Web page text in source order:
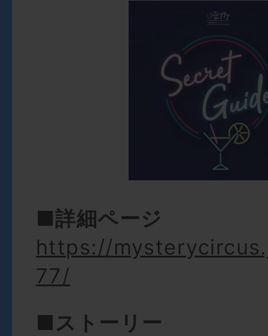
■詳細ページ
https://
77/
■ストーリー